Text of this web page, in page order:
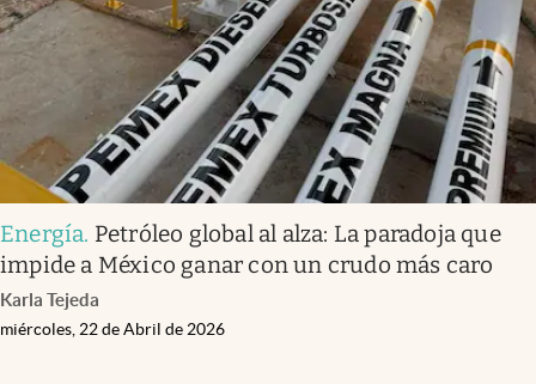
Energía. Petróleo global al alza: La paradoja que
impide a México ganar con un crudo más caro
Karla Tejeda
miércoles, 22 de Abril de 2026